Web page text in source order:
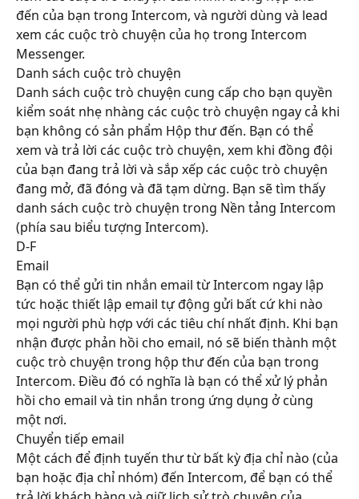
đến của bạn trong Intercom, và người dùng và lead
xem các cuộc trò chuyện của họ trong Intercom
Messenger.
Danh sách cuộc trò chuyện
Danh sách cuộc trò chuyện cung cấp cho bạn quyền
kiểm soát nhẹ nhàng các cuộc trò chuyện ngay cả khi
bạn không có sản phẩm Hộp thư đến. Bạn có thể
xem và trả lời các cuộc trò chuyện, xem khi đồng đội
của bạn đang trả lời và sắp xếp các cuộc trò chuyện
đang mở, đã đóng và đã tạm dừng. Bạn sẽ tìm thấy
danh sách cuộc trò chuyện trong Nền tảng Intercom
(phía sau biểu tượng Intercom).
D-F
Email
Bạn có thể gửi tin nhắn email từ Intercom ngay lập
tức hoặc thiết lập email tự động gửi bất cứ khi nào
mọi người phù hợp với các tiêu chí nhất định. Khi bạn
nhận được phản hồi cho email, nó sẽ biến thành một
cuộc trò chuyện trong hộp thư đến của bạn trong
Intercom. Điều đó có nghĩa là bạn có thể xử lý phản
hồi cho email và tin nhắn trong ứng dụng ở cùng
một nơi.
Chuyển tiếp email
Một cách để định tuyến thư từ bất kỳ địa chỉ nào (của
bạn hoặc địa chỉ nhóm) đến Intercom, để bạn có thể